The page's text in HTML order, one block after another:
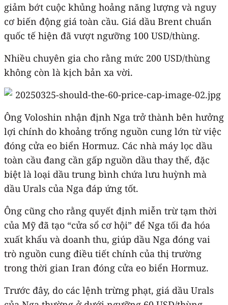
giảm bớt cuộc khủng hoảng năng lượng và nguy
cơ biến động giá toàn cầu. Giá dầu Brent chuẩn
quốc tế hiện đã vượt ngưỡng 100 USD/thùng.
Nhiều chuyên gia cho rằng mức 200 USD/thùng
không còn là kịch bản xa vời.
Ông Voloshin nhận định Nga trở thành bên hưởng
lợi chính do khoảng trống nguồn cung lớn từ việc
đóng cửa eo biển Hormuz. Các nhà máy lọc dầu
toàn cầu đang cần gấp nguồn dầu thay thế, đặc
biệt là loại dầu trung bình chứa lưu huỳnh mà
dầu Urals của Nga đáp ứng tốt.
Ông cũng cho rằng quyết định miễn trừ tạm thời
của Mỹ đã tạo “cửa sổ cơ hội” để Nga tối đa hóa
xuất khẩu và doanh thu, giúp dầu Nga đóng vai
trò nguồn cung điều tiết chính của thị trường
trong thời gian Iran đóng cửa eo biển Hormuz.
Trước đây, do các lệnh trừng phạt, giá dầu Urals